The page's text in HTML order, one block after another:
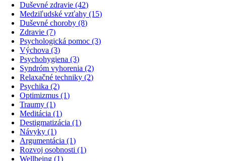
Duševné zdravie (42)
Medziľudské vzťahy (15)
Duševné choroby (8)
Zdravie (7)
Psychologická pomoc (3)
Výchova (3)
Psychohygiena (3)
Syndróm vyhorenia (2)
Relaxačné techniky (2)
Psychika (2)
Optimizmus (1)
Traumy (1)
Meditácia (1)
Destigmatizácia (1)
Návyky (1)
Argumentácia (1)
Rozvoj osobnosti (1)
Wellbeing (1)